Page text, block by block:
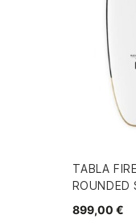
TABLA
ROUNDED
899,00 €